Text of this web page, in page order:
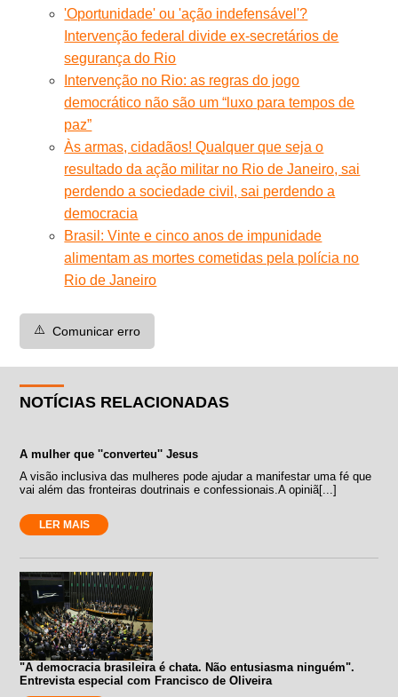
'Oportunidade' ou 'ação indefensável'?
Intervenção federal divide ex-secretários de
segurança do Rio
Intervenção no Rio: as regras do jogo
democrático não são um “luxo para tempos de
paz”
Às armas, cidadãos! Qualquer que seja o
resultado da ação militar no Rio de Janeiro, sai
perdendo a sociedade civil, sai perdendo a
democracia
Brasil: Vinte e cinco anos de impunidade
alimentam as mortes cometidas pela polícia no
Rio de Janeiro
⚠️ Comunicar erro
NOTÍCIAS RELACIONADAS
A mulher que ''converteu'' Jesus
A visão inclusiva das mulheres pode ajudar a manifestar uma fé que
vai além das fronteiras doutrinais e confessionais.A opiniã[...]
LER MAIS
"A democracia brasileira é chata. Não entusiasma ninguém".
Entrevista especial com Francisco de Oliveira